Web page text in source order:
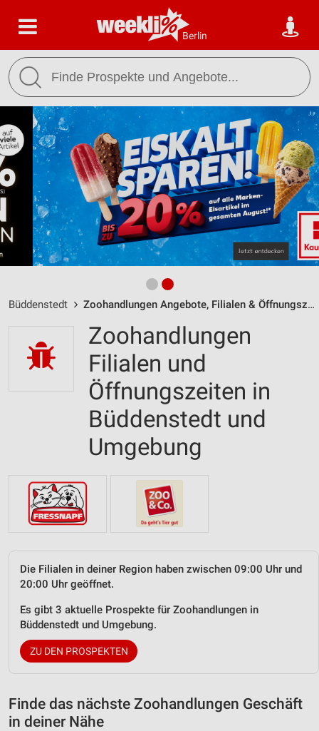
Berlin
Büddenstedt Zoohandlungen Angebote, Filialen & Öffnungszeiten
Zoohandlungen
Filialen und
Öffnungszeiten in
Büddenstedt und
Umgebung
Die Filialen in deiner Region haben zwischen 09:00 Uhr und
20:00 Uhr geöffnet.
Es gibt 3 aktuelle Prospekte für Zoohandlungen in
Büddenstedt und Umgebung.
ZU DEN PROSPEKTEN
Finde das nächste Zoohandlungen Geschäft
in deiner Nähe